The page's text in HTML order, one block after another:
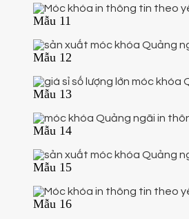
Mẫu 11
Mẫu 12
Mẫu 13
Mẫu 14
Mẫu 15
Mẫu 16